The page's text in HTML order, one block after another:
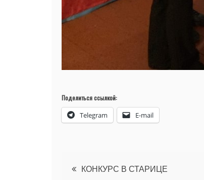
Поделиться ссылкой:
Telegram E-mail
Навигация
КОНКУРС В СТАРИЦЕ